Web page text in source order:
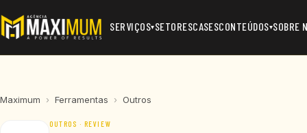
SERVIÇOS▾SETORESCASESCONTEÚDOS▾SOBRE
Maximum › Ferramentas › Outros
OUTROS · REVIEW